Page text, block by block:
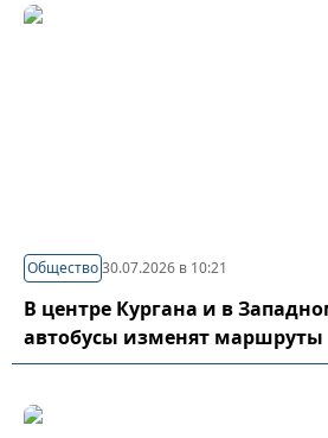
Общество30.07.2026 в 10:21
В центре Кургана и в
автобусы изменят маршруты